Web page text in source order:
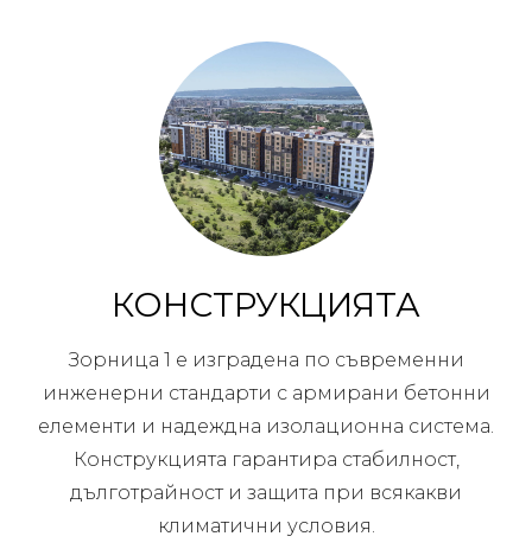
КОНСТРУКЦИЯТА
Зорница 1 е изградена по съвременни
инженерни стандарти с армирани бетонни
елементи и надеждна изолационна система.
Конструкцията гарантира стабилност,
дълготрайност и защита при всякакви
климатични условия.